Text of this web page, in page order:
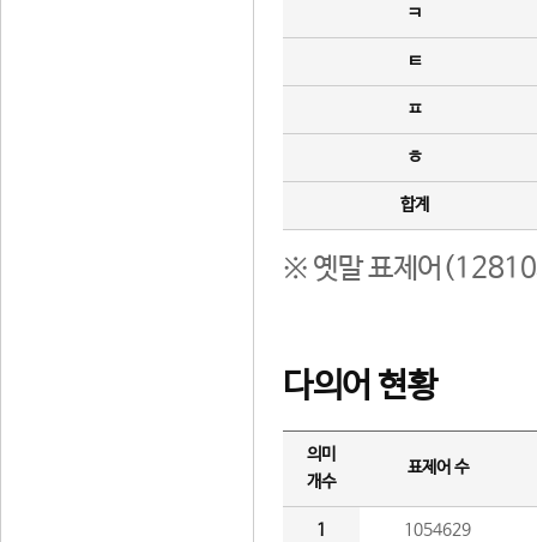
ㅋ
ㅌ
ㅍ
ㅎ
합계
※ 옛말 표제어(12810
다의어 현황
의미
개수
표제어 수
1 1054629